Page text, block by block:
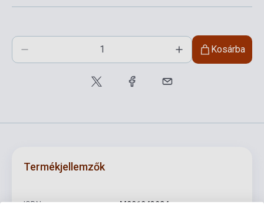
Kosárba
Termékjellemzők
ISBN M001043984